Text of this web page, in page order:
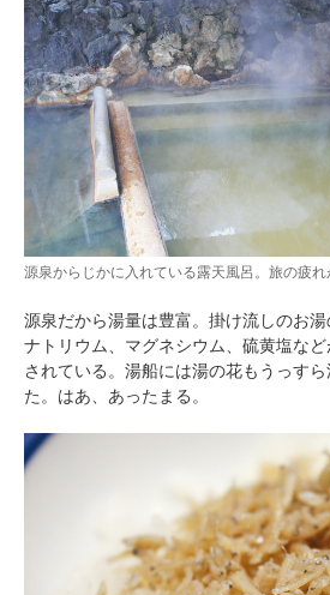
源泉からじかに入れている露天風呂。旅の疲れ
源泉だから湯量は豊富。掛け流しのお湯
ナトリウム、マグネシウム、硫黄塩な
されている。湯船には湯の花もうっす
た。はあ、あったまる。
pecodogs
いぬ部をフォロー
ねこ
PECOアプリをダウンロー
アプリで開く
アプリをダウンロ